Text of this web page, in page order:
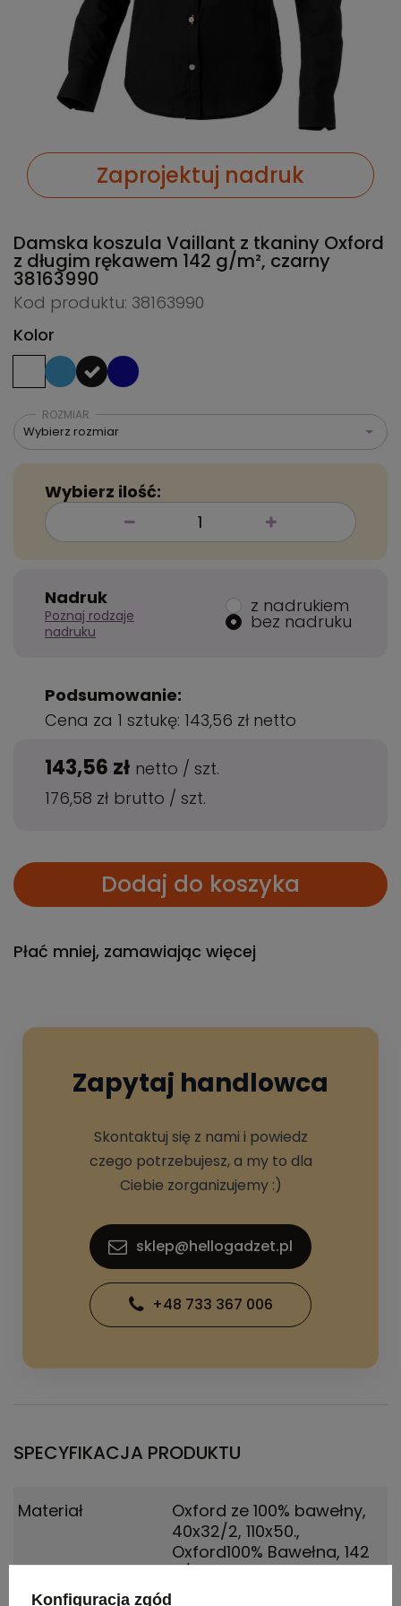
Zaprojektuj nadruk
Damska koszula Vaillant z tkaniny Oxford
z długim rękawem 142 g/m², czarny
38163990
Kod produktu: 38163990
Kolor
ROZMIAR
Wybierz rozmiar
Wybierz ilość:
Nadruk
Poznaj rodzaje
nadruku
z nadrukiem
bez nadruku
Podsumowanie:
Cena za 1 sztukę: 143,56 zł netto
143,56 zł netto / szt.
176,58 zł brutto / szt.
Dodaj do koszyka
Płać mniej, zamawiając więcej
Zapytaj handlowca
Skontaktuj się z nami i powiedz
czego potrzebujesz, a my to dla
Ciebie zorganizujemy :)
sklep@hellogadzet.pl
+48 733 367 006
SPECYFIKACJA PRODUKTU
Materiał
Oxford ze 100% bawełny,
40x32/2, 110x50.,
Oxford100% Bawełna, 142
g/m2
Konfiguracja zgód